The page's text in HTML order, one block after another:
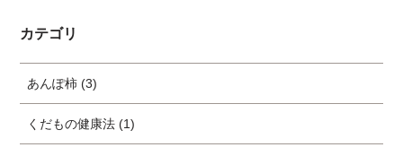
カテゴリ
あんぽ柿 (3)
くだもの健康法 (1)